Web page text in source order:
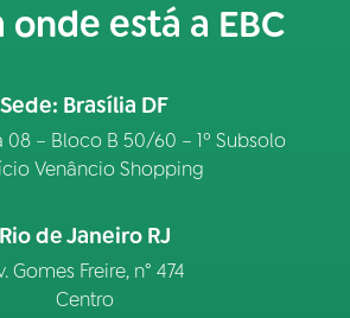
onde está a EBC
Sede: Brasília DF
08 – Bloco B 50/60 – 1º Subsolo
Venâncio Shopping
Rio de Janeiro RJ
Gomes Freire, n° 474
Centro